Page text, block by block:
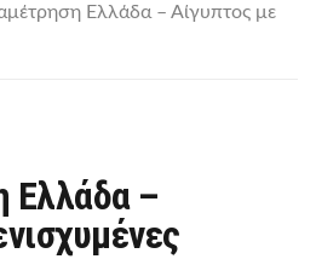
Ελλάδα – Αίγυπτος με
Ελλάδα –